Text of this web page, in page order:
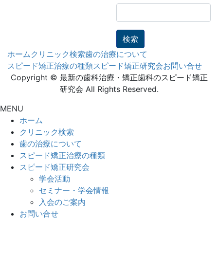
索:
ホーム クリニック検索歯の治療について
スピード矯正治療の種類スピード矯正研究会お問い合せ
Copyright © 最新の歯科治療・矯正歯科のスピード矯正
研究会 All Rights Reserved.
MENU
ホーム
クリニック検索
歯の治療について
スピード矯正治療の種類
スピード矯正研究会
学会活動
セミナー・学会情報
入会のご案内
お問い合せ